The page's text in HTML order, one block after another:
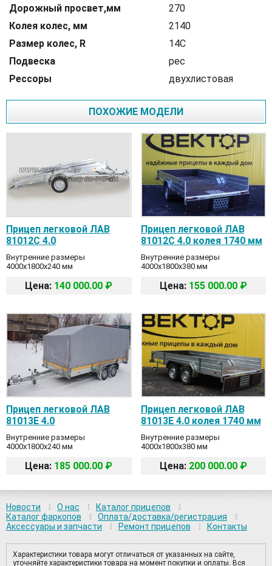
Дорожный просвет,мм
270
Колея колес, мм
2140
Размер колес, R
14С
Подвеска
рес
Рессоры
двухлистовая
ПОХОЖИЕ МОДЕЛИ
Прицеп легковой ЛАВ
81012C 4.0
Внутренние размеры
4000x1800x240 мм
Цена: 140 000.00 ₽
Прицеп легковой ЛАВ
81012C 4.0 колея 1740 мм
Внутренние размеры
4000x1800x380 мм
Цена: 155 000.00 ₽
Прицеп легковой ЛАВ
81013E 4.0
Внутренние размеры
4000x1800x240 мм
Цена: 185 000.00 ₽
Прицеп легковой ЛАВ
81013E 4.0 колея 1740 мм
Внутренние размеры
4000x1800x380 мм
Цена: 200 000.00 ₽
Новости О нас
Каталог прицепов
Каталог фаркопов
Оплата/доставка/регистрация
Аксессуары и запчасти
Ремонт прицепов Контакты
Характеристики товара могут отличаться от указанных на сайте,
уточняйте характеристики товара на момент покупки и оплаты. Вся